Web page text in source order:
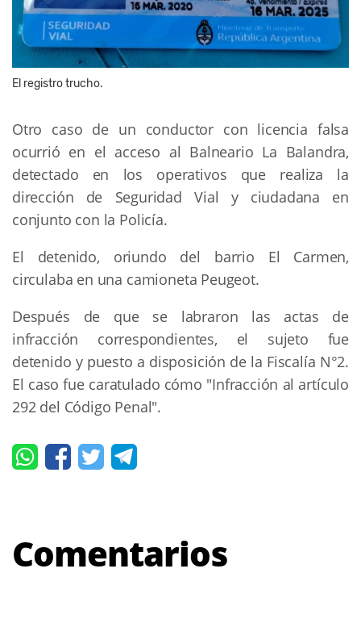
El registro trucho.
Otro caso de un conductor con licencia falsa
ocurrió en el acceso al Balneario La Balandra,
detectado en los operativos que realiza la
dirección de Seguridad Vial y ciudadana en
conjunto con la Policía.
El detenido, oriundo del barrio El Carmen,
circulaba en una camioneta Peugeot.
Después de que se labraron las actas de
infracción correspondientes, el sujeto fue
detenido y puesto a disposición de la Fiscalía N°2.
El caso fue caratulado cómo "Infracción al artículo
292 del Código Penal".
Comentarios